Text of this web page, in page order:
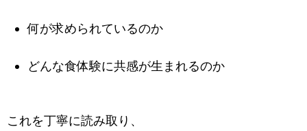
何が求められているのか
どんな食体験に共感が生まれるのか
これを丁寧に読み取り、